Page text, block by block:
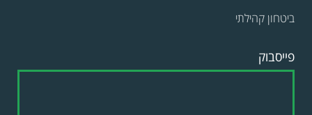
ביטחון קהילתי
פייסבוק